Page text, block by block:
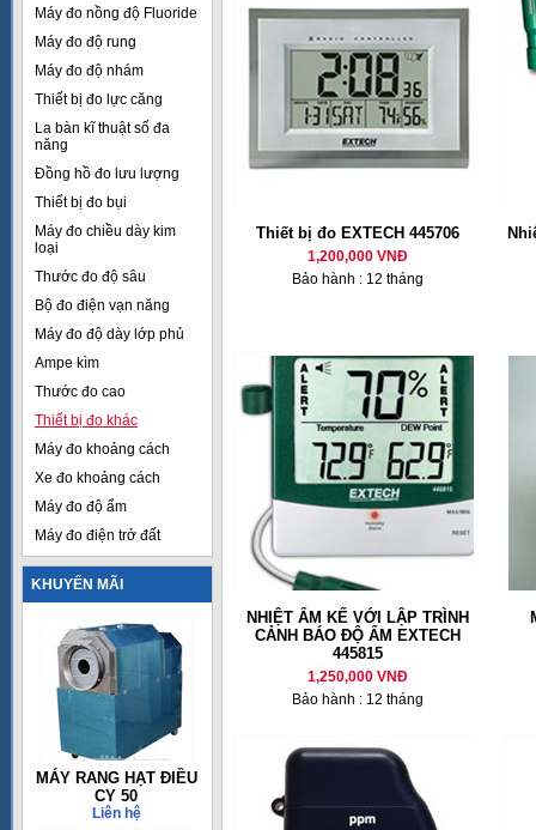
Máy đo nồng độ Fluoride
Máy đo độ rung
Máy đo độ nhám
Thiết bị đo lực căng
La bàn kĩ thuật số đa
năng
Đồng hồ đo lưu lượng
Thiết bị đo bụi
Máy đo chiều dày kim
loại
Thước đo độ sâu
Bộ đo điện vạn năng
Máy đo độ dày lớp phủ
Ampe kìm
Thước đo cao
Thiết bị đo khác
Máy đo khoảng cách
Xe đo khoảng cách
Máy đo độ ẩm
Máy đo điện trở đất
KHUYẾN MÃI
MÁY RANG HẠT ĐIỀU
CY 50
Liên hệ
Thiết bị đo EXTECH 445706
1,200,000 VNĐ
Bảo hành : 12 tháng
NHIỆT ẨM KẾ VỚI LẬP TRÌNH
CẢNH BÁO ĐỘ ẨM EXTECH
445815
1,250,000 VNĐ
Bảo hành : 12 tháng